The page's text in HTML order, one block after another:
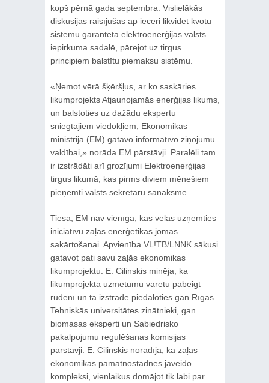
kopš pērnā gada septembra. Vislielākās
diskusijas raisījušās ap ieceri likvidēt kvotu
sistēmu garantētā elektroenerģijas valsts
iepirkuma sadalē, pārejot uz tirgus
principiem balstītu piemaksu sistēmu.
«Ņemot vērā šķēršļus, ar ko saskāries
likumprojekts Atjaunojamās enerģijas likums,
un balstoties uz dažādu ekspertu
sniegtajiem viedokļiem, Ekonomikas
ministrija (EM) gatavo informatīvo ziņojumu
valdībai,» norāda EM pārstāvji. Paralēli tam
ir izstrādāti arī grozījumi Elektroenerģijas
tirgus likumā, kas pirms diviem mēnešiem
pieņemti valsts sekretāru sanāksmē.
Tiesa, EM nav vienīgā, kas vēlas uzņemties
iniciatīvu zaļās enerģētikas jomas
sakārtošanai. Apvienība VL!TB/LNNK sākusi
gatavot pati savu zaļās ekonomikas
likumprojektu. E. Cilinskis minēja, ka
likumprojekta uzmetumu varētu pabeigt
rudenī un tā izstrādē piedaloties gan Rīgas
Tehniskās universitātes zinātnieki, gan
biomasas eksperti un Sabiedrisko
pakalpojumu regulēšanas komisijas
pārstāvji. E. Cilinskis norādīja, ka zaļās
ekonomikas pamatnostādnes jāveido
kompleksi, vienlaikus domājot tik labi par